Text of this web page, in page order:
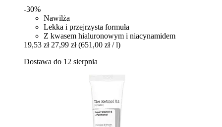
-30%
Nawilża
Lekka i przejrzysta formuła
Z kwasem hialuronowym i niacynamidem
19,53 zł 27,99 zł (651,00 zł / l)
Dostawa do 12 sierpnia